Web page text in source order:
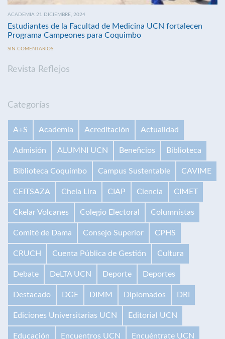
ACADEMIA 21 DICIEMBRE, 2024
Estudiantes de la Facultad de Medicina UCN fortalecen
Programa Campeones para Coquimbo
SIN COMENTARIOS
Revista Reflejos
Categorías
A+S Academia Acreditación Actualidad
Admisión ALUMNI UCN Beneficios Biblioteca
Biblioteca Coquimbo Campus Sustentable CAVIME
CEITSAZA Chela Lira CIAP Ciencia CIMET
Ckelar Volcanes Colegio Electoral Columnistas
Comité de Dama Consejo Superior CPHS
CRUCH Cuenta Pública de Gestión Cultura
Debate DeLTA UCN Deporte Deportes
Destacado DGE DIMM Diplomados DRI
Ediciones Universitarias UCN Editorial UCN
Educación Encuentros UCN Encuéntrate UCN